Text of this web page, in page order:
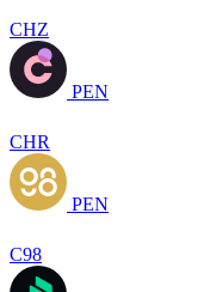
CHZ
PEN
CHR
PEN
C98